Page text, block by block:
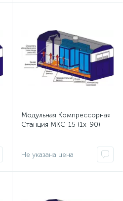
Модульная Компрессорная
Станция МКС-15 (1x-90)
Не указана цена